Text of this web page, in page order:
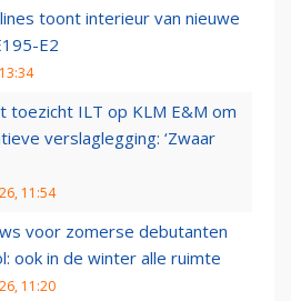
toont interieur van nieuwe
E2
toezicht ILT op KLM E&M om
verslaglegging: ‘Zwaar
11:54
voor zomerse debutanten
ook in de winter alle ruimte
11:20